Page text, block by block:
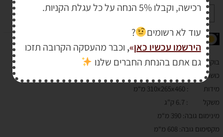
-
+ הוספה לסל
בוקים ( זוג סטנדים)מקצועייםוסטנדרט 6 טון מבית
KASCO
כושר נשיאה : 6 טון
מידות : 310x265x460 מ“מ
משקל : 6.7 ק"ג
מינימום גובה: 390 מ“מ
מקסימום גובה: 608 מ“מ
רכישה, וקבלו 5% הנחה על כל עגלת הקניות.
עוד לא רשומים
?
הירשמו עכשיו כאן»
, וכבר מהעסקה הקרובה תזכו
גם אתם בהנחת החברים שלנו